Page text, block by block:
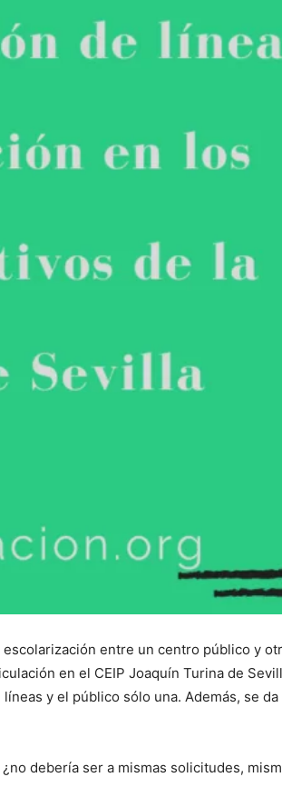
entre un centro público y
en el CEIP Joaquín Turina de
y el público sólo una. Además, se
debería ser a mismas solicitudes,